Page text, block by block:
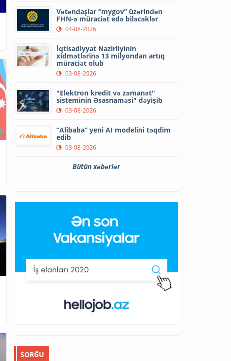
Vətəndaşlar “mygov” üzərindən
FHN-ə müraciət edə biləcəklər
04-08-2026
İqtisadiyyat Nazirliyinin
xidmətlərinə 13 milyondan artıq
müraciət olub
03-08-2026
"Elektron kredit və zəmanət"
sisteminin Əsasnaməsi" dəyişib
03-08-2026
“Alibaba” yeni AI modelini təqdim
edib
03-08-2026
Bütün xəbərlər
SORĞU